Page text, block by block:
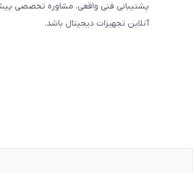
پشتیبانی فنی واقعی، مشاوره تخصصی
آنلاین تجهیزات دیجیتال باشد.